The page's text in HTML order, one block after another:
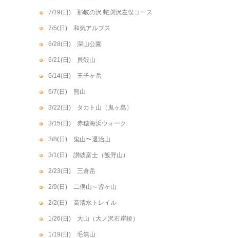
7/19(日) 那岐の沢 蛇渕沢左俣コース
7/5(日) 和気アルプス
6/28(日) 深山公園
6/21(日) 貝殻山
6/14(日) 王子ヶ岳
6/7(日) 熊山
3/22(日) タカト山（鬼ヶ島）
3/15(日) 赤穂海浜ウォーク
3/8(日) 鬼山〜退治山
3/1(日) 讃岐富士（飯野山）
2/23(日) 三倉岳
2/9(日) 二俣山～皆ヶ山
2/2(日) 高清水トレイル
1/26(日) 大山（大ノ沢右岸稜）
1/19(日) 毛無山